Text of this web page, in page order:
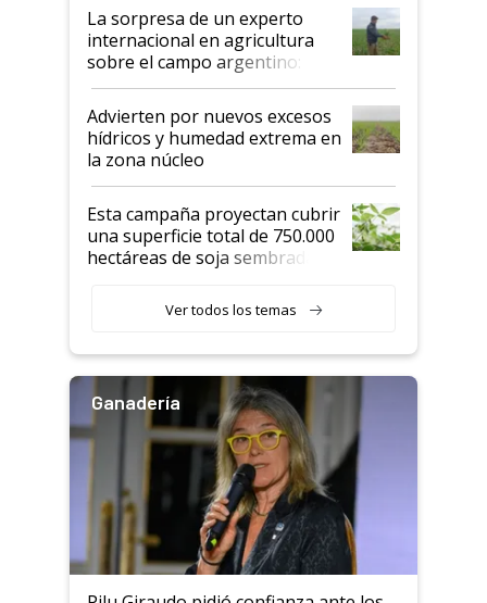
La sorpresa de un experto
internacional en agricultura
sobre el campo argentino:
"Estoy muy impresionado"
Advierten por nuevos excesos
hídricos y humedad extrema en
la zona núcleo
Esta campaña proyectan cubrir
una superficie total de 750.000
hectáreas de soja sembradas
variedades que marcan un
salto tecnológico en genética y
Ver todos los temas
Ganadería